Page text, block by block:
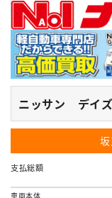
ニッサン デイ
支払総額
車両本体